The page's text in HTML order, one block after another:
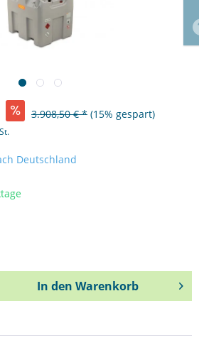
3.908,50 € * (15% gespart)
Deutschland
In den Warenkorb